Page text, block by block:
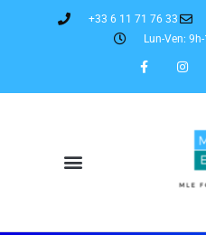
+33 6 11 71 76 33
Lun-Ven: